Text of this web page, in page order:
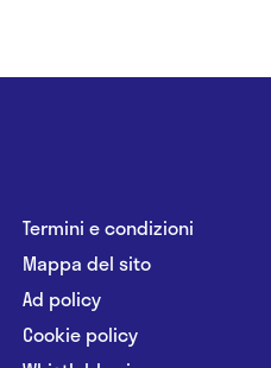
Termini e condizioni
Mappa del sito
Ad policy
Cookie policy